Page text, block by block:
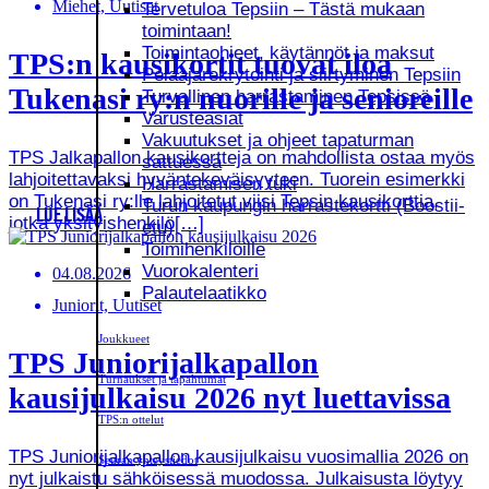
Tervetuloa Tepsiin – Tästä mukaan
toimintaan!
Toimintaohjeet, käytännöt ja maksut
Pelaajarekrytointi ja siirtyminen Tepsiin
Turvallinen harrastaminen Tepsissä
Varusteasiat
Vakuutukset ja ohjeet tapaturman
sattuessa
Harrastamisen tuki
Turun kaupungin harrastekortti (Boostii-
etu)
Toimihenkilöille
Vuorokalenteri
Palautelaatikko
Joukkueet
Turnaukset ja tapahtumat
TPS:n ottelut
Seuran yhteystiedot
Miehet, Uutiset
TPS:n kausikortit tuovat iloa
Tukenasi ry:n nuorille ja senioreille
TPS Jalkapallon kausikortteja on mahdollista ostaa myös
lahjoitettavaksi hyväntekeväisyyteen. Tuorein esimerkki
on Tukenasi ry:lle lahjoitetut viisi Tepsin kausikorttia,
jotka yksityishenkilö[…]
LUE LISÄÄ
04.08.2026
Juniorit, Uutiset
TPS Juniorijalkapallon
kausijulkaisu 2026 nyt luettavissa
TPS Juniorijalkapallon kausijulkaisu vuosimallia 2026 on
nyt julkaistu sähköisessä muodossa. Julkaisusta löytyy